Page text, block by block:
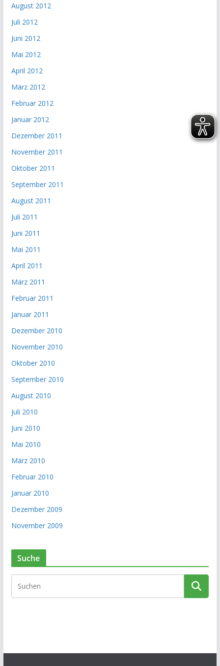
August 2012
Juli 2012
Juni 2012
Mai 2012
April 2012
März 2012
Februar 2012
Januar 2012
Dezember 2011
November 2011
Oktober 2011
September 2011
August 2011
Juli 2011
Juni 2011
Mai 2011
April 2011
März 2011
Februar 2011
Januar 2011
Dezember 2010
November 2010
Oktober 2010
September 2010
August 2010
Juli 2010
Juni 2010
Mai 2010
März 2010
Februar 2010
Januar 2010
Dezember 2009
November 2009
Suche